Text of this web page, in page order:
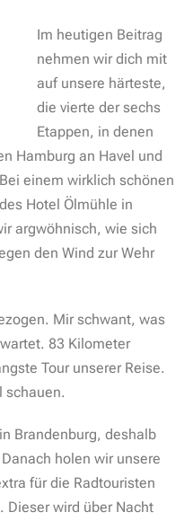
Im heutigen Beitrag
nehmen wir dich mit
auf unsere härteste,
die vierte der sechs
Etappen, in denen
Hamburg an Havel und
einem wirklich schönen
Hotel Ölmühle in
argwöhnisch, wie sich
den Wind zur Wehr
Mir schwant, was
83 Kilometer
Tour unserer Reise.
schauen.
Brandenburg, deshalb
holen wir unsere
für die Radtouristen
Dieser wird über Nacht